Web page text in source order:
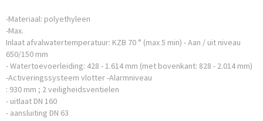
-Materiaal: polyethyleen
-Max.
Inlaat afvalwatertemperatuur: KZB 70 ° (max 5 min) - Aan / uit niveau
650/150 mm
- Watertoevoerleiding: 428 - 1.614 mm (met bovenkant: 828 - 2.014 mm)
-Activeringssysteem vlotter -Alarmniveau
: 930 mm ; 2 veiligheidsventielen
- uitlaat DN 160
- aansluiting DN 63